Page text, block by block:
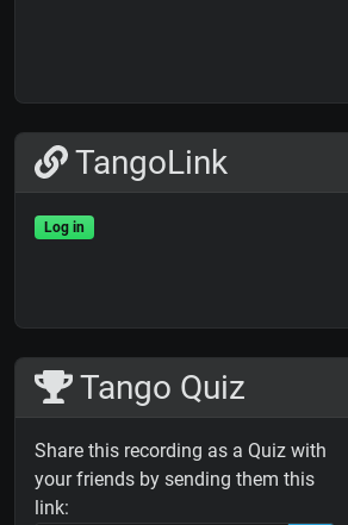
TangoLink
Log in
Tango Quiz
Share this recording as a Quiz with
your friends by sending them this
link: